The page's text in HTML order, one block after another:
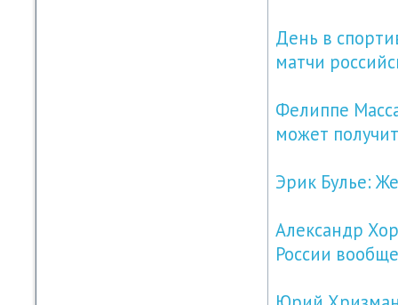
День в
матчи
Фелиппе
может
Эрик Булье:
Александр
России